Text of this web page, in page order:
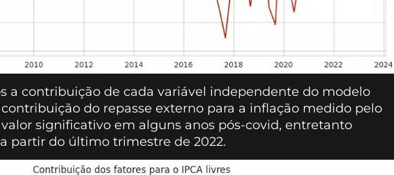
a contribuição de cada variável independente do modelo
contribuição do repasse externo para a inflação medido pelo
significativo em alguns anos pós-covid, entretanto
partir do último trimestre de 2022.